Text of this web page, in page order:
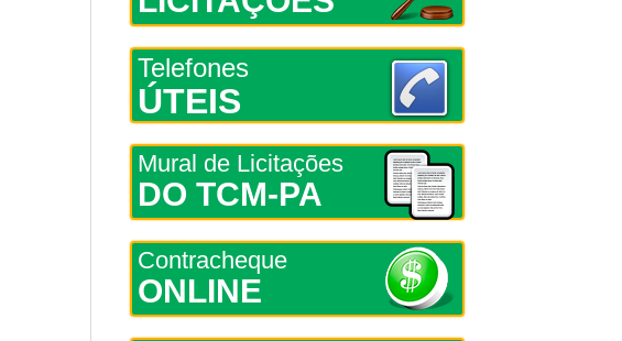
Telefones
ÚTEIS
Mural de Licitações
DO TCM-PA
Contracheque
ONLINE